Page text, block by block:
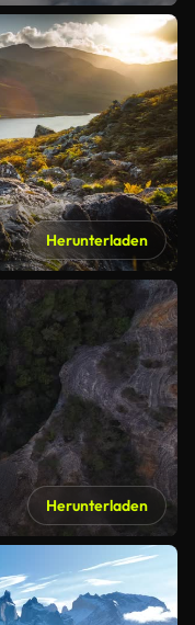
Herunterladen
Herunterladen